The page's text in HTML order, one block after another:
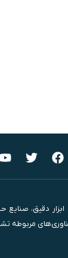
حوزه ابزار دقیق،
مربوطه